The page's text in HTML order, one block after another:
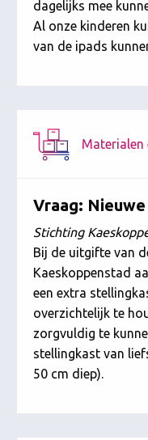
dagelijks mee
Al onze kinderen
van de ipads
Materialen
Vraag:
Stichting
Bij de uitgifte van
Kaeskoppenstad
een extra
overzichtelijk te
zorgvuldig te
stellingkast van
50 cm diep).